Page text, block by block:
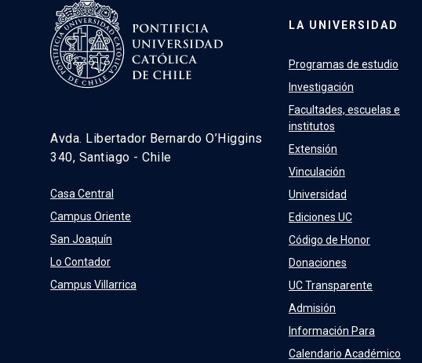
Avda. Libertador Bernardo O’Higgins
340, Santiago - Chile
Casa Central
Campus Oriente
San Joaquín
Lo Contador
Campus Villarrica
LA UNIVERSIDAD
Programas de estudio
Investigación
Facultades, escuelas e
institutos
Extensión
Vinculación
Universidad
Ediciones UC
Código de Honor
Donaciones
UC Transparente
Admisión
Información Para
Calendario Académico